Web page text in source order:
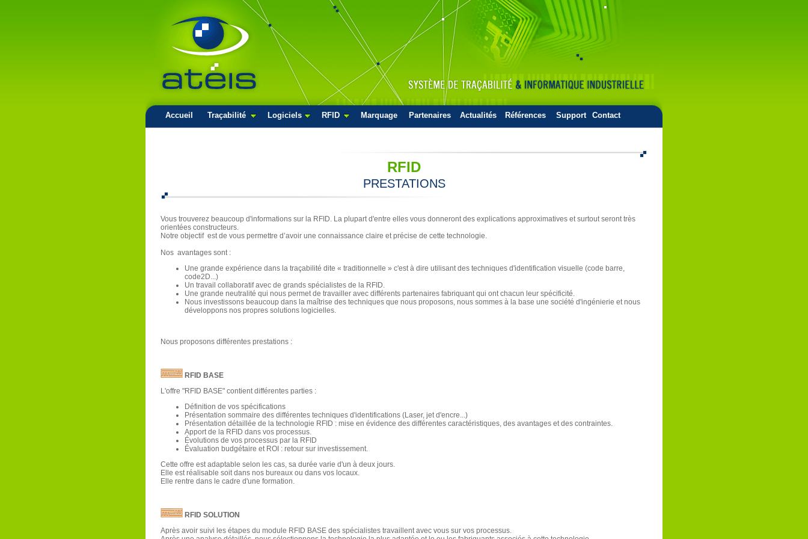
Accueil Traçabilité Logiciels RFID Marquage Partenaires Actualités Références Support Contact
RFID
PRESTATIONS
Vous trouverez beaucoup d'informations sur la RFID. La plupart d'entre elles vous donneront des explications approximatives et surtout seront très
orientées constructeurs.
Notre objectif est de vous permettre d’avoir une connaissance claire et précise de cette technologie.
Nos avantages sont :
Une grande expérience dans la traçabilité dite « traditionnelle » c'est à dire utilisant des techniques d'identification visuelle (code barre,
code2D...)
Un travail collaboratif avec de grands spécialistes de la RFID.
Une grande neutralité qui nous permet de travailler avec différents partenaires fabriquant qui ont chacun leur spécificité.
Nous investissons beaucoup dans la maîtrise des techniques que nous proposons, nous sommes à la base une société d'ingénierie et nous
développons nos propres solutions logicielles.
Nous proposons différentes prestations :
RFID BASE
L'offre "RFID BASE" contient différentes parties :
Définition de vos spécifications
Présentation sommaire des différentes techniques d'identifications (Laser, jet d'encre...)
Présentation détaillée de la technologie RFID : mise en évidence des différentes caractéristiques, des avantages et des contraintes.
Apport de la RFID dans vos processus.
Évolutions de vos processus par la RFID
Évaluation budgétaire et ROI : retour sur investissement.
Cette offre est adaptable selon les cas, sa durée varie d'un à deux jours.
Elle est réalisable soit dans nos bureaux ou dans vos locaux.
Elle rentre dans le cadre d'une formation.
RFID SOLUTION
Après avoir suivi les étapes du module RFID BASE des spécialistes travaillent avec vous sur vos processus.